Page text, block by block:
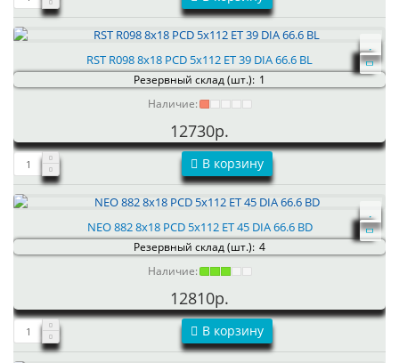
RST R098 8x18 PCD 5x112 ET 39 DIA 66.6 BL
Резервный склад (шт.): 1
Наличие:
12730р.
В корзину
NEO 882 8x18 PCD 5x112 ET 45 DIA 66.6 BD
Резервный склад (шт.): 4
Наличие:
12810р.
В корзину